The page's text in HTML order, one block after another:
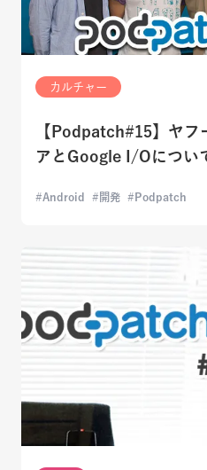
カルチャー
【Podpatch#15】ヤフ
アとGoogle I/Oについ
Android 開発 Podpatch